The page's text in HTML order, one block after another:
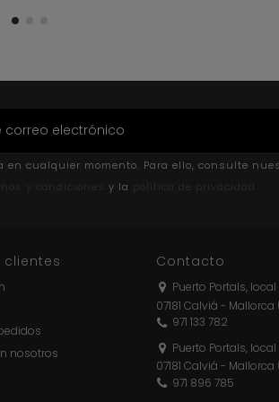
en cualquier momento. Para ello, consulte
y condiciones y la política de privacidad
nosotros
Contacto
Puerto Portals, local
07181 Calviá -
971 133 782
Puerto Portals,
07181 Calviá -
971 896 785